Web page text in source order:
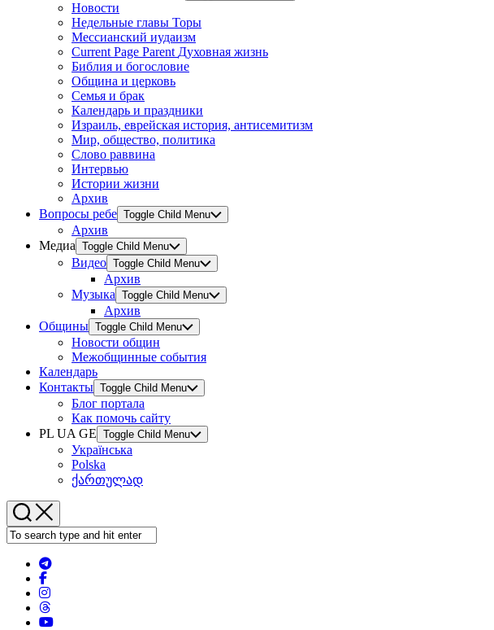
Новости
Недельные главы Торы
Мессианский иудаизм
Current Page Parent Духовная жизнь
Библия и богословие
Община и церковь
Семья и брак
Календарь и праздники
Израиль, еврейская история, антисемитизм
Мир, общество, политика
Слово раввина
Интервью
Истории жизни
Архив
Вопросы ребе Toggle Child Menu
Архив
Медиа Toggle Child Menu
Видео Toggle Child Menu
Архив
Музыка Toggle Child Menu
Архив
Общины Toggle Child Menu
Новости общин
Межобщинные события
Календарь
Контакты Toggle Child Menu
Блог портала
Как помочь сайту
PL UA GE Toggle Child Menu
Українська
Polska
ქართულად